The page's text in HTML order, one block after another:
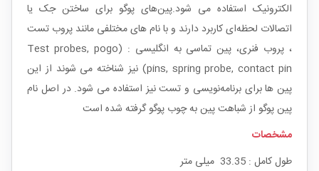
الکترونیک استفاده می شود.پین‌های پوگو برای ساختن جک یا
اتصالات لحظه‌ای کاربرد دارند و با نام های مختلفی مانند پروب تست
، پروب فنری، پین تماسی به انگلیسی : (Test probes, pogo
pins, spring probe, contact pin) نیز شناخته می شوند از این
پین ها برای برنامه‌نویسی و تست نیز استفاده می شود. در اصل نام
پین پوگو از شباهت پین به چوب پوگو گرفته شده است
مشخصات
طول کامل : 33.35 میلی متر